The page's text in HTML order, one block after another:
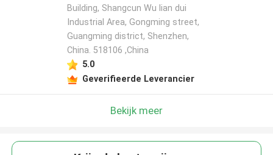
Building, Shangcun Wu lian dui
Industrial Area, Gongming street,
Guangming district, Shenzhen,
China. 518106 ,China
5.0
Geverifieerde Leverancier
Bekijk meer